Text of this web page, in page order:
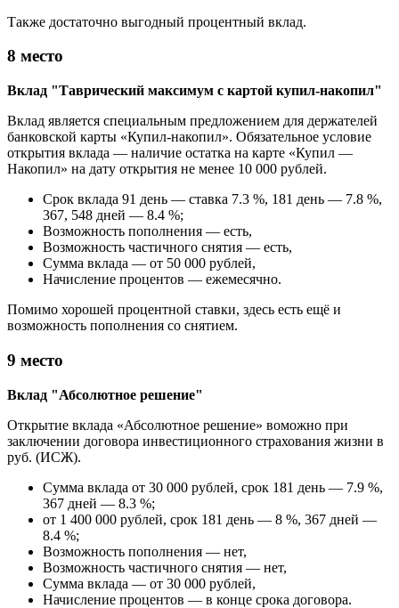
Также достаточно выгодный процентный вклад.
8 место
Вклад "Таврический максимум с картой купил-накопил"
Вклад является специальным предложением для держателей
банковской карты «Купил-накопил». Обязательное условие
открытия вклада — наличие остатка на карте «Купил —
Накопил» на дату открытия не менее 10 000 рублей.
Срок вклада 91 день — ставка 7.3 %, 181 день — 7.8 %,
367, 548 дней — 8.4 %;
Возможность пополнения — есть,
Возможность частичного снятия — есть,
Сумма вклада — от 50 000 рублей,
Начисление процентов — ежемесячно.
Помимо хорошей процентной ставки, здесь есть ещё и
возможность пополнения со снятием.
9 место
Вклад "Абсолютное решение"
Открытие вклада «Абсолютное решение» воможно при
заключении договора инвестиционного страхования жизни в
руб. (ИСЖ).
Сумма вклада от 30 000 рублей, срок 181 день — 7.9 %,
367 дней — 8.3 %;
от 1 400 000 рублей, срок 181 день — 8 %, 367 дней —
8.4 %;
Возможность пополнения — нет,
Возможность частичного снятия — нет,
Сумма вклада — от 30 000 рублей,
Начисление процентов — в конце срока договора.